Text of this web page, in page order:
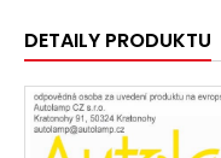
DETAILY PRODUKTU